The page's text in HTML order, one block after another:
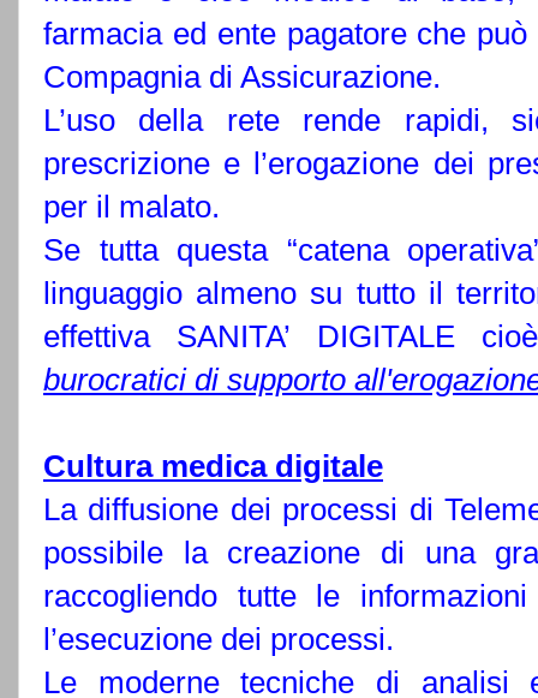
farmacia ed ente pagatore che
Compagnia di Assicurazione.
L’uso della rete rende rapidi,
prescrizione e l’erogazione dei
per il malato.
Se tutta questa “catena
linguaggio almeno su tutto il
effettiva SANITA’ DIGITALE
burocratici di supporto
Cultura medica digitale
La diffusione dei processi di
possibile la creazione di una
raccogliendo tutte le
l’esecuzione dei processi.
Le moderne tecniche di